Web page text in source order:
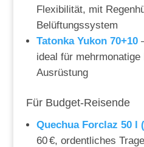
Flexibilität, mit
Belüftungssystem
Tatonka Yukon 70+10
ideal für
Ausrüstung
Für Budget-Reisende
Quechua Forclaz 50 l
60 €, ordentliches